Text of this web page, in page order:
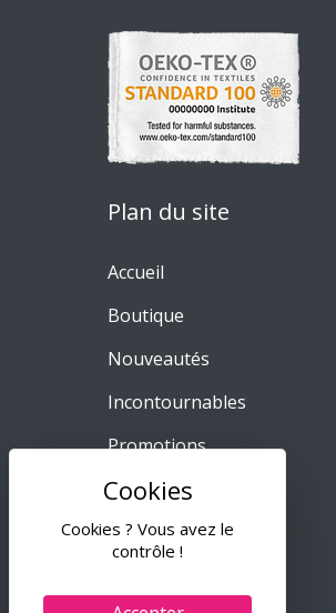
Cookies ? Vous avez le
contrôle !
Plan du site
Accueil
Boutique
Nouveautés
Incontournables
Promotions
Meilleures ventes
A propos